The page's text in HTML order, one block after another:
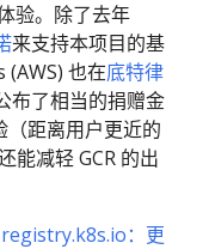
验。除了去年
来支持本项目的基
也在底特律
布了相当的捐赠金
（距离用户更近的
能减轻 GCR 的出
registry.k8s.io：更